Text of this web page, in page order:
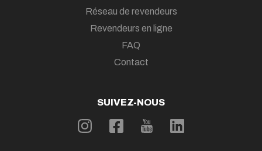
Réseau de revendeurs
Revendeurs en ligne
FAQ
Contact
SUIVEZ-NOUS